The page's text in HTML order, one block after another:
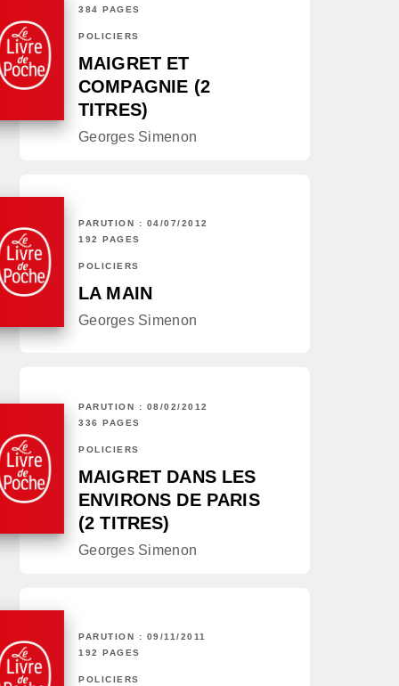
384 PAGES
POLICIERS
MAIGRET ET
COMPAGNIE (2
TITRES)
Georges Simenon
PARUTION : 04/07/2012
192 PAGES
POLICIERS
LA MAIN
Georges Simenon
PARUTION : 08/02/2012
336 PAGES
POLICIERS
MAIGRET DANS LES
ENVIRONS DE PARIS
(2 TITRES)
Georges Simenon
PARUTION : 09/11/2011
192 PAGES
POLICIERS